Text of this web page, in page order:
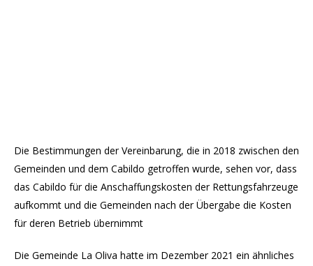
Die Bestimmungen der Vereinbarung, die in 2018 zwischen den
Gemeinden und dem Cabildo getroffen wurde, sehen vor, dass
das Cabildo für die Anschaffungskosten der Rettungsfahrzeuge
aufkommt und die Gemeinden nach der Übergabe die Kosten
für deren Betrieb übernimmt
Die Gemeinde La Oliva hatte im Dezember 2021 ein ähnliches